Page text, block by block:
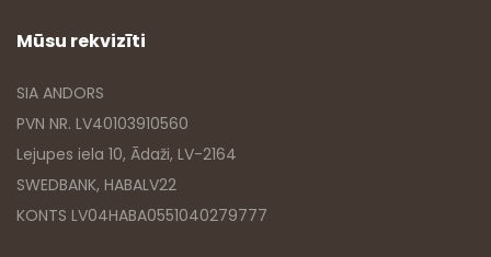
Mūsu rekvizīti
SIA ANDORS
PVN NR. LV40103910560
Lejupes iela 10, Ādaži, LV-2164
SWEDBANK, HABALV22
KONTS LV04HABA0551040279777